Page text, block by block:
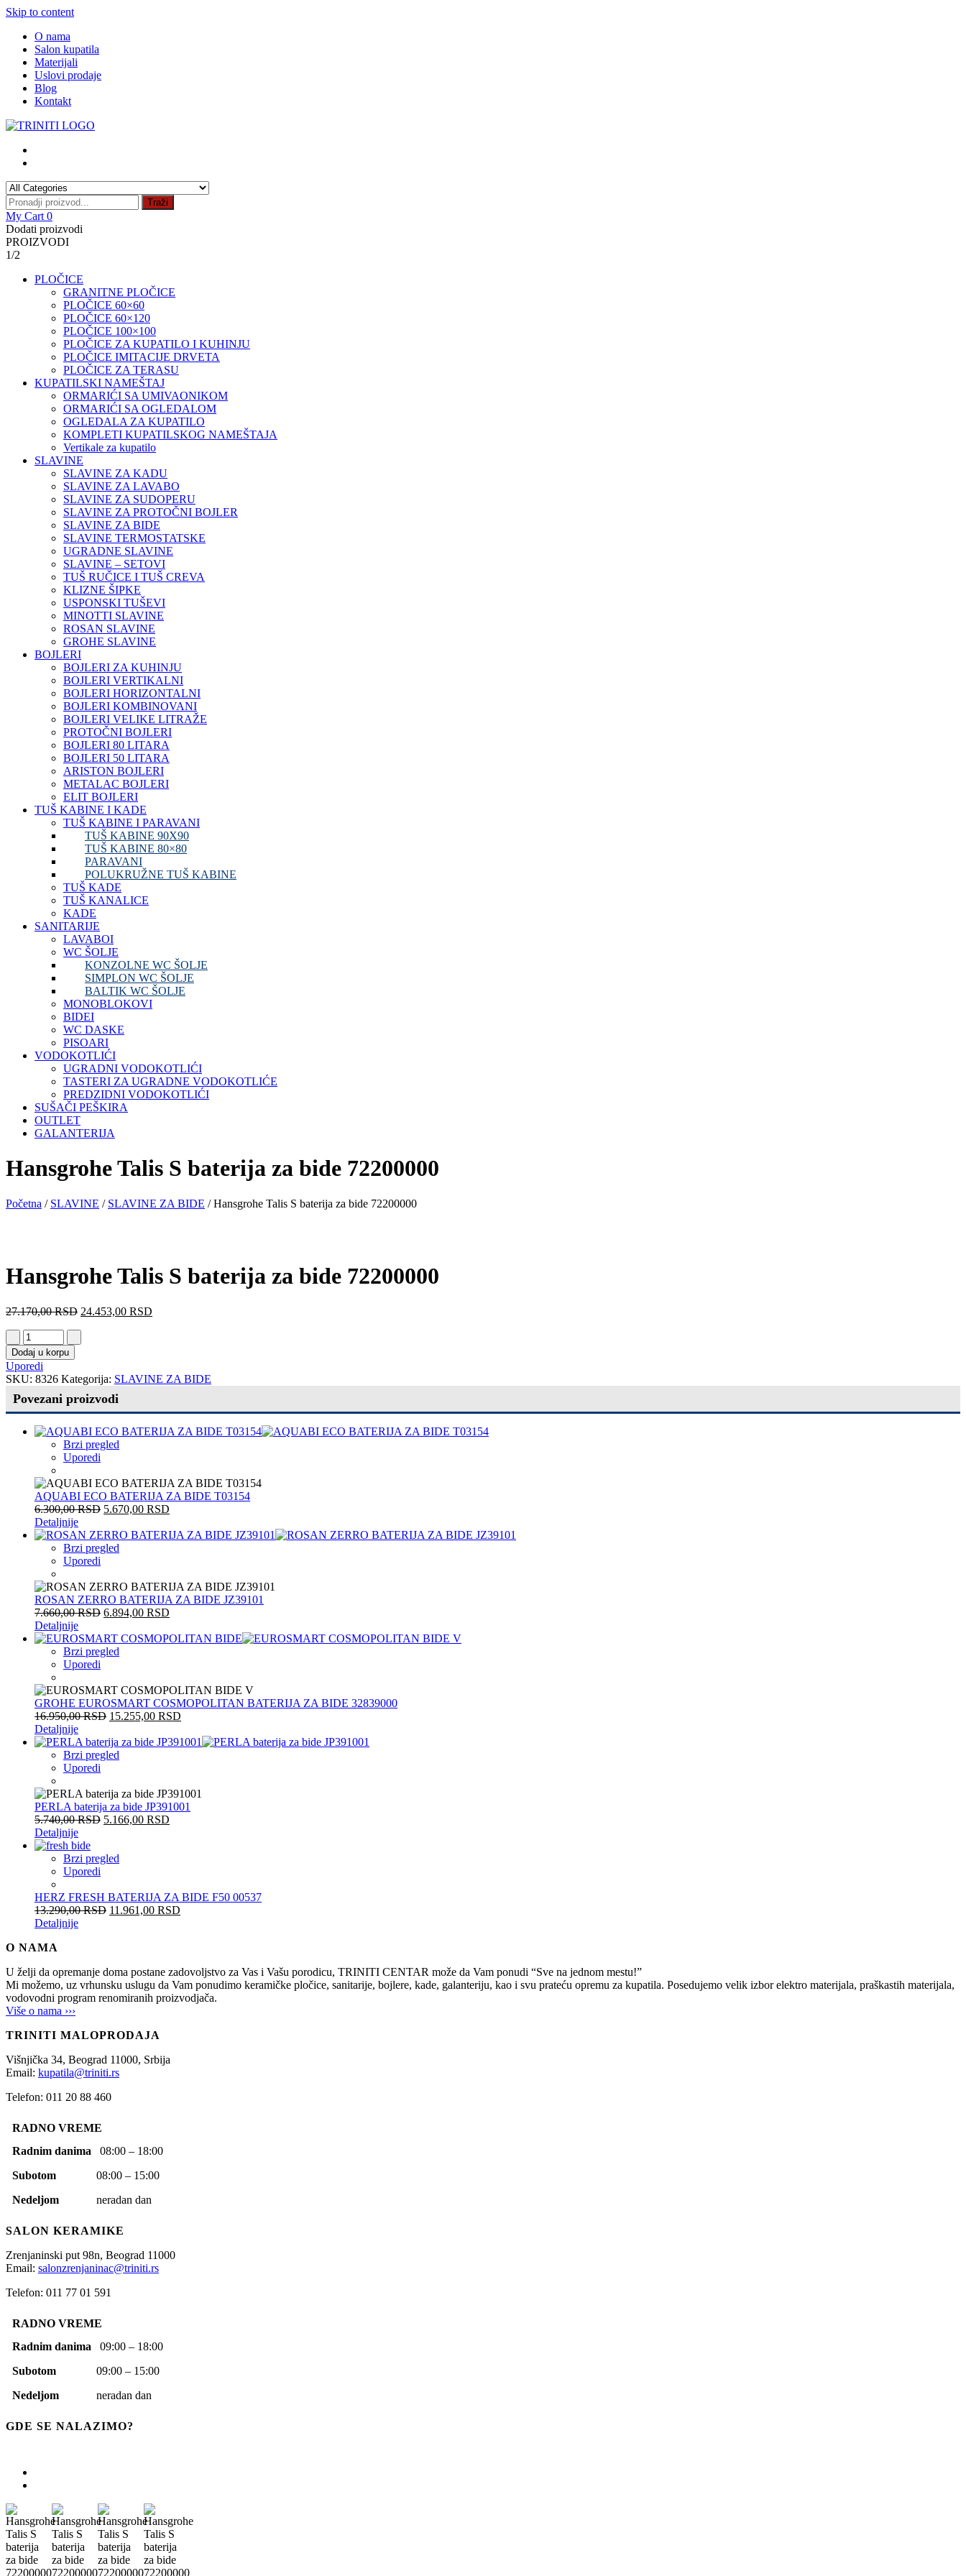
Skip to content
O nama
Salon kupatila
Materijali
Uslovi prodaje
Blog
Kontakt
Traži
My Cart 0
Dodati proizvodi
PROIZVODI
1/2
PLOČICE
GRANITNE PLOČICE
PLOČICE 60×60
PLOČICE 60×120
PLOČICE 100×100
PLOČICE ZA KUPATILO I KUHINJU
PLOČICE IMITACIJE DRVETA
PLOČICE ZA TERASU
KUPATILSKI NAMEŠTAJ
ORMARIĆI SA UMIVAONIKOM
ORMARIĆI SA OGLEDALOM
OGLEDALA ZA KUPATILO
KOMPLETI KUPATILSKOG NAMEŠTAJA
Vertikale za kupatilo
SLAVINE
SLAVINE ZA KADU
SLAVINE ZA LAVABO
SLAVINE ZA SUDOPERU
SLAVINE ZA PROTOČNI BOJLER
SLAVINE ZA BIDE
SLAVINE TERMOSTATSKE
UGRADNE SLAVINE
SLAVINE – SETOVI
TUŠ RUČICE I TUŠ CREVA
KLIZNE ŠIPKE
USPONSKI TUŠEVI
MINOTTI SLAVINE
ROSAN SLAVINE
GROHE SLAVINE
BOJLERI
BOJLERI ZA KUHINJU
BOJLERI VERTIKALNI
BOJLERI HORIZONTALNI
BOJLERI KOMBINOVANI
BOJLERI VELIKE LITRAŽE
PROTOČNI BOJLERI
BOJLERI 80 LITARA
BOJLERI 50 LITARA
ARISTON BOJLERI
METALAC BOJLERI
ELIT BOJLERI
TUŠ KABINE I KADE
TUŠ KABINE I PARAVANI
TUŠ KABINE 90X90
TUŠ KABINE 80×80
PARAVANI
POLUKRUŽNE TUŠ KABINE
TUŠ KADE
TUŠ KANALICE
KADE
SANITARIJE
LAVABOI
WC ŠOLJE
KONZOLNE WC ŠOLJE
SIMPLON WC ŠOLJE
BALTIK WC ŠOLJE
MONOBLOKOVI
BIDEI
WC DASKE
PISOARI
VODOKOTLIĆI
UGRADNI VODOKOTLIĆI
TASTERI ZA UGRADNE VODOKOTLIĆE
PREDZIDNI VODOKOTLIĆI
SUŠAČI PEŠKIRA
OUTLET
GALANTERIJA
Hansgrohe Talis S baterija za bide 72200000
Početna / SLAVINE / SLAVINE ZA BIDE / Hansgrohe Talis S baterija za bide 72200000
Hansgrohe Talis S baterija za bide 72200000
27.170,00RSD 24.453,00 RSD
Dodaj u korpu
Uporedi
SKU: 8326 Kategorija: SLAVINE ZA BIDE
Povezani proizvodi
Brzi pregled
Uporedi
AQUABI ECO BATERIJA ZA BIDE T03154
6.300,00RSD 5.670,00 RSD
Detaljnije
Brzi pregled
Uporedi
ROSAN ZERRO BATERIJA ZA BIDE JZ39101
7.660,00RSD 6.894,00 RSD
Detaljnije
Brzi pregled
Uporedi
GROHE EUROSMART COSMOPOLITAN BATERIJA ZA BIDE 32839000
16.950,00RSD 15.255,00 RSD
Detaljnije
Brzi pregled
Uporedi
PERLA baterija za bide JP391001
5.740,00RSD 5.166,00 RSD
Detaljnije
Brzi pregled
Uporedi
HERZ FRESH BATERIJA ZA BIDE F50 00537
13.290,00RSD 11.961,00 RSD
Detaljnije
O NAMA
U želji da opremanje doma postane zadovoljstvo za Vas i Vašu porodicu, TRINITI CENTAR može da Vam ponudi “Sve na jednom mestu!”
Mi možemo, uz vrhunsku uslugu da Vam ponudimo keramičke pločice, sanitarije, bojlere, kade, galanteriju, kao i svu prateću opremu za kupatila. Posedujemo velik izbor elektro materijala, praškastih materijala,
vodovodni program renomiranih proizvodjača.
Više o nama ›››
TRINITI MALOPRODAJA
Višnjička 34, Beograd 11000, Srbija
Email: kupatila@triniti.rs
Telefon: 011 20 88 460
RADNO VREME
Radnim danima 08:00 – 18:00
Subotom 08:00 – 15:00
Nedeljom neradan dan
SALON KERAMIKE
Zrenjaninski put 98n, Beograd 11000
Email: salonzrenjaninac@triniti.rs
Telefon: 011 77 01 591
RADNO VREME
Radnim danima 09:00 – 18:00
Subotom 09:00 – 15:00
Nedeljom neradan dan
GDE SE NALAZIMO?